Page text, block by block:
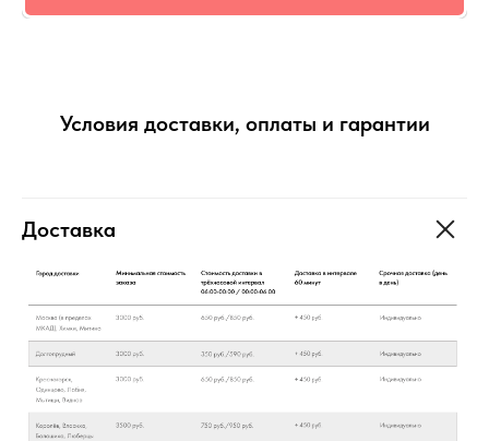
Условия доставки, оплаты и гарантии
Доставка